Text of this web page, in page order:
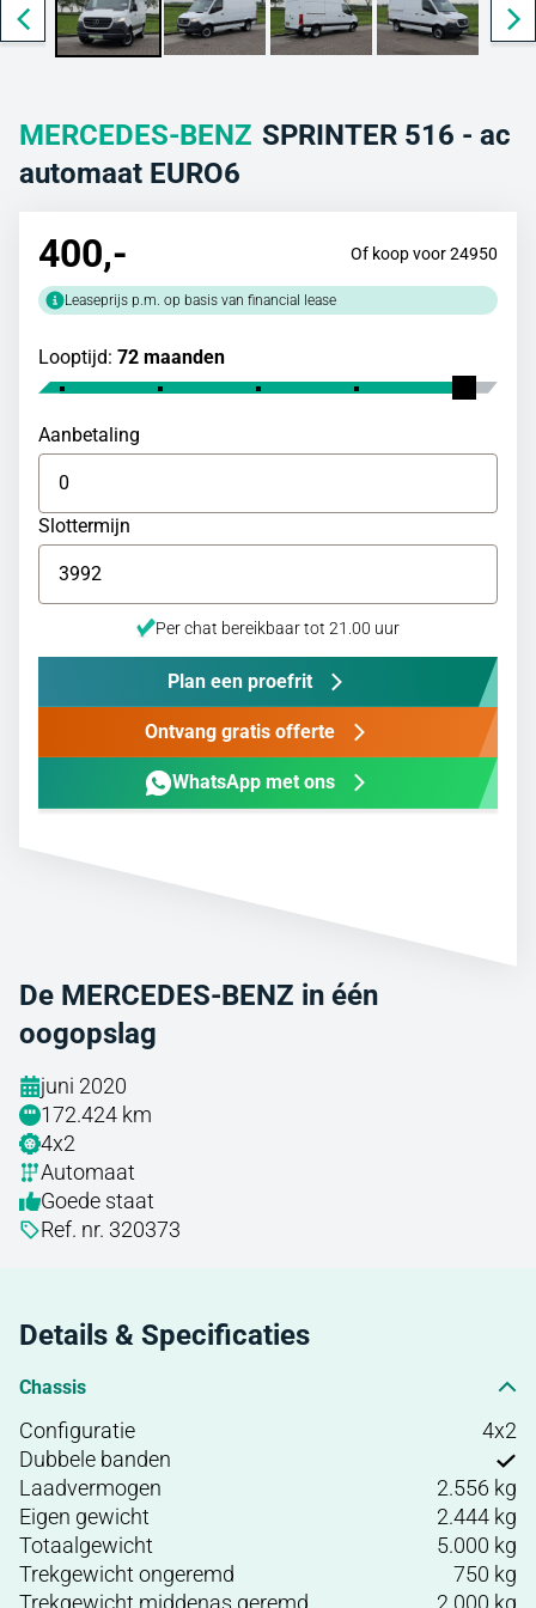
MERCEDES-BENZ SPRINTER 516 - ac
automaat EURO6
De MERCEDES-BENZ in één
oogopslag
juni 2020
172.424 km
4x2
Automaat
Goede staat
Ref. nr. 320373
Details & Specificaties
Chassis
Configuratie
4x2
Dubbele banden
Laadvermogen
2.556 kg
Eigen gewicht
2.444 kg
Totaalgewicht
5.000 kg
Trekgewicht ongeremd
750 kg
Trekgewicht middenas geremd
2.000 kg
400,- Of koop voor 24950
Leaseprijs p.m. op basis van financial lease
Looptijd: 72 maanden
Aanbetaling
Slottermijn
Per chat bereikbaar tot 21.00 uur
Plan een proefrit
Ontvang gratis offerte
WhatsApp met ons